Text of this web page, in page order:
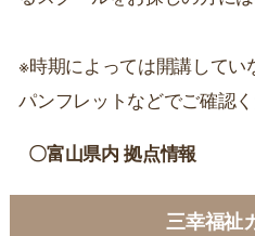
※時期によっては開講してい
パンフレットなどでご確認く
〇富山県内 拠点情報
三幸福祉